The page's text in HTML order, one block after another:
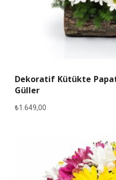
Dekoratif Kütükte
Güller
₺1.649,00